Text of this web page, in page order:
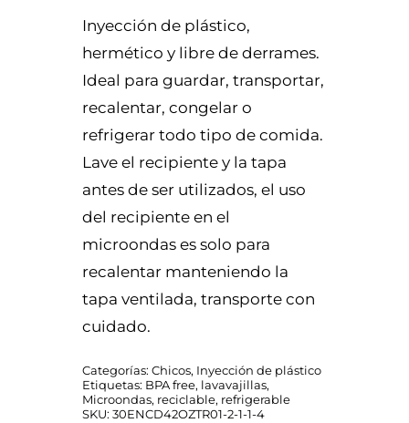
Inyección de plástico,
hermético y libre de derrames.
Ideal para guardar, transportar,
recalentar, congelar o
refrigerar todo tipo de comida.
Lave el recipiente y la tapa
antes de ser utilizados, el uso
del recipiente en el
microondas es solo para
recalentar manteniendo la
tapa ventilada, transporte con
cuidado.
Categorías: Chicos, Inyección de plástico
Etiquetas: BPA free, lavavajillas,
Microondas, reciclable, refrigerable
SKU: 30ENCD42OZTR01-2-1-1-4